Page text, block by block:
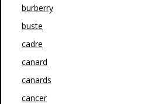
burberry
buste
cadre
canard
canards
cancer